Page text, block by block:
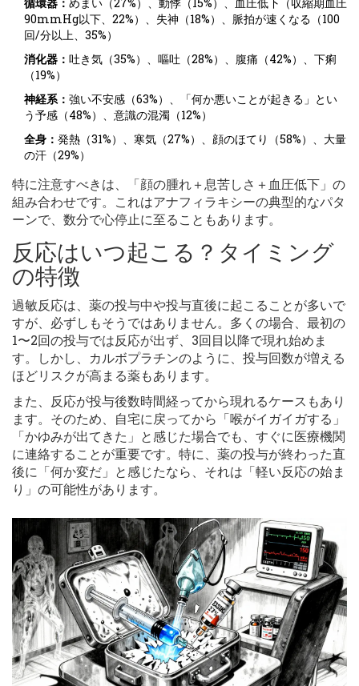
90mmHg以下、22%）、失神（18%）、脈拍が速くなる（100
回/分以上、35%）
消化器： 吐き気（35%）、嘔吐（28%）、腹痛（42%）、下痢
（19%）
神経系： 強い不安感（63%）、「何か悪いことが起きる」とい
う予感（48%）、意識の混濁（12%）
全身： 発熱（31%）、寒気（27%）、顔のほてり（58%）、大量
の汗（29%）
特に注意すべきは、「顔の腫れ＋息苦しさ＋血圧低下」の
組み合わせです。これはアナフィラキシーの典型的なパタ
ーンで、数分で心停止に至ることもあります。
反応はいつ起こる？タイミング
の特徴
過敏反応は、薬の投与中や投与直後に起こることが多いで
すが、必ずしもそうではありません。多くの場合、最初の
1〜2回の投与では反応が出ず、3回目以降で現れ始めま
す。しかし、カルボプラチンのように、投与回数が増える
ほどリスクが高まる薬もあります。
また、反応が投与後数時間経ってから現れるケースもあり
ます。そのため、自宅に戻ってから「喉がイガイガする」
「かゆみが出てきた」と感じた場合でも、すぐに医療機関
に連絡することが重要です。特に、薬の投与が終わった直
後に「何か変だ」と感じたなら、それは「軽い反応の始ま
り」の可能性があります。